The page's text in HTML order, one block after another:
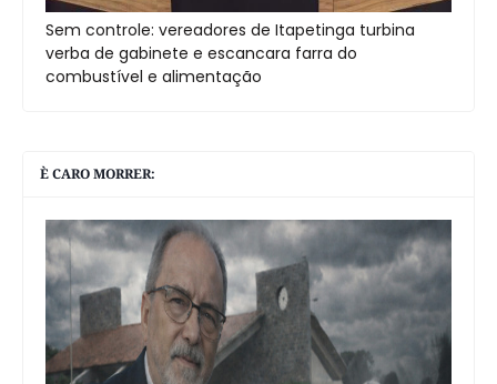
Sem controle: vereadores de Itapetinga turbina
verba de gabinete e escancara farra do
combustível e alimentação
È CARO MORRER: